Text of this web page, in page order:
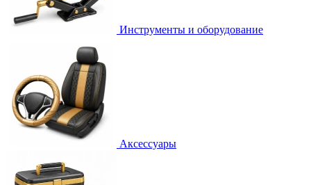
Инструменты и оборудование
Аксессуары